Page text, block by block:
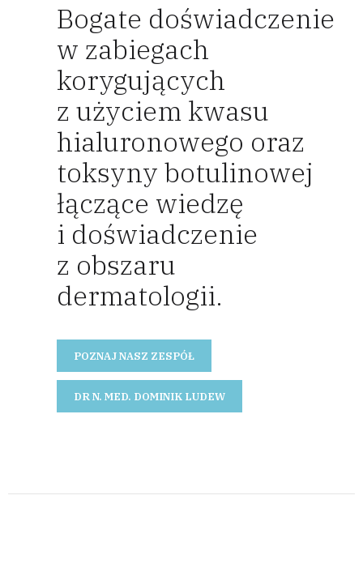
Bogate doświadczenie
w zabiegach
korygujących
z użyciem kwasu
hialuronowego oraz
toksyny botulinowej
łączące wiedzę
i doświadczenie
z obszaru
dermatologii.
POZNAJ NASZ ZESPÓŁ
DR N. MED. DOMINIK LUDEW